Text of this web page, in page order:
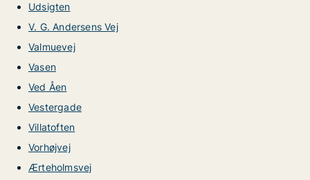
Udsigten
V. G. Andersens Vej
Valmuevej
Vasen
Ved Åen
Vestergade
Villatoften
Vorhøjvej
Ærteholmsvej